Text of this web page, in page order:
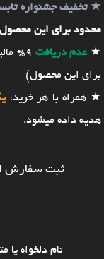
★تخفیف جشنواره
محدود برای این محصول
★عدم دریافت 9% مالیات بر ارزش افزوده (به مبلغ
برای این محصول)
★ همراه با هر خرید،
هدیه داده میشود.
ثبت سفارش
نام دلخواه یا